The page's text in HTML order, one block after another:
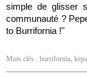
simple de glisser
communauté ?
to Burrifornia !"
Mots clés : burrifornia,